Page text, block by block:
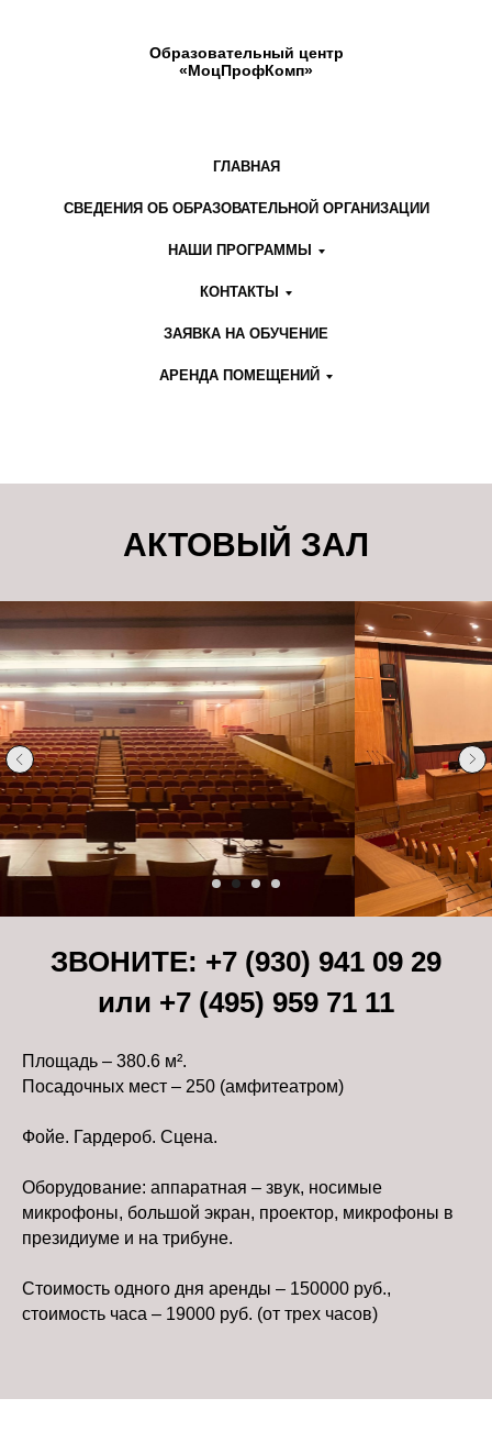
Образовательный центр
«МоцПрофКомп»
ГЛАВНАЯ
СВЕДЕНИЯ ОБ ОБРАЗОВАТЕЛЬНОЙ ОРГАНИЗАЦИИ
НАШИ ПРОГРАММЫ
КОНТАКТЫ
ЗАЯВКА НА ОБУЧЕНИЕ
АРЕНДА ПОМЕЩЕНИЙ
АКТОВЫЙ ЗАЛ
ЗВОНИТЕ: +7 (930) 941 09 29
или +7 (495) 959 71 11
Площадь – 380.6 м².
Посадочных мест – 250 (амфитеатром)
Фойе. Гардероб. Сцена.
Оборудование: аппаратная – звук, носимые
микрофоны, большой экран, проектор, микрофоны в
президиуме и на трибуне.
Стоимость одного дня аренды – 150000 руб.,
стоимость часа – 19000 руб. (от трех часов)